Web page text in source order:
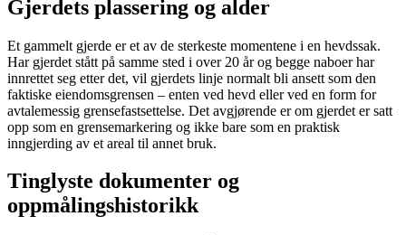
Gjerdets plassering og alder
Et gammelt gjerde er et av de sterkeste momentene i en hevdssak.
Har gjerdet stått på samme sted i over 20 år og begge naboer har
innrettet seg etter det, vil gjerdets linje normalt bli ansett som den
faktiske eiendomsgrensen – enten ved hevd eller ved en form for
avtalemessig grensefastsettelse. Det avgjørende er om gjerdet er satt
opp som en grensemarkering og ikke bare som en praktisk
inngjerding av et areal til annet bruk.
Tinglyste dokumenter og
oppmålingshistorikk